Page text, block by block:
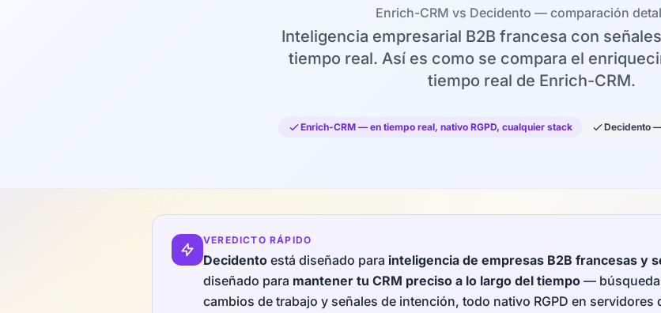
Enrich-CRM vs Decidento — comparación
Inteligencia empresarial B2B francesa con
tiempo real. Así es como se compara el
tiempo real de Enrich-CRM.
Enrich-CRM — en tiempo real, nativo RGPD, cualquier stack Decidento
VEREDICTO RÁPIDO
Decidento está diseñado para inteligencia de empresas B2B francesas y
diseñado para mantener tu CRM preciso a lo largo del tiempo —
cambios de trabajo y señales de intención, todo nativo RGPD en servidores